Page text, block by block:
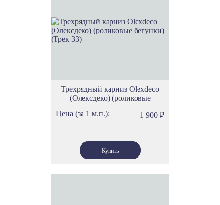
Трехрядный карниз Olexdeco
(Олексдеко) (роликовые
бегунки) (Трек 33)
Цена (за 1 м.п.):
1 900 ₽